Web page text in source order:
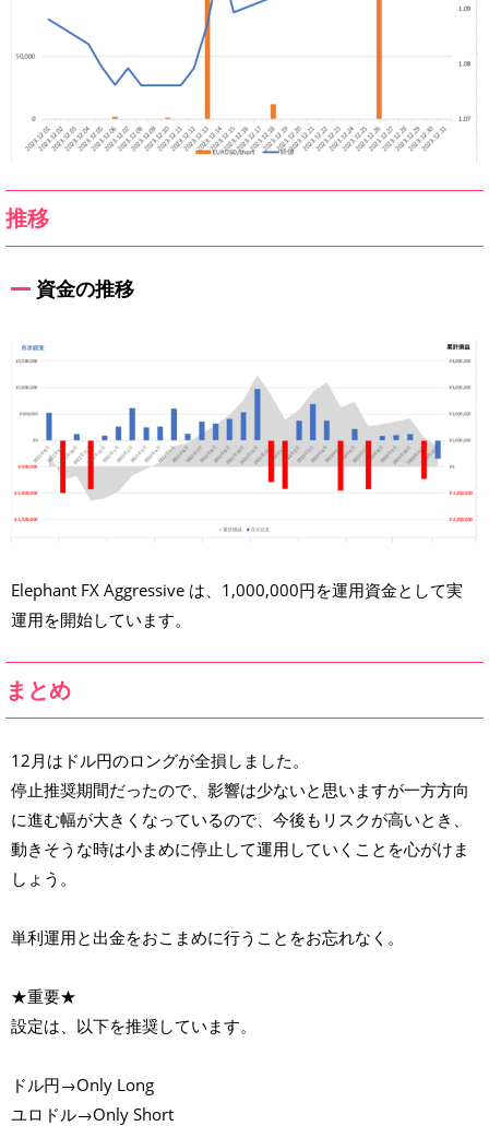
推移
資金の推移
Elephant FX Aggressive は、1,000,000円を運用資金として実
運用を開始しています。
まとめ
12月はドル円のロングが全損しました。
停止推奨期間だったので、影響は少ないと思いますが一方方向
に進む幅が大きくなっているので、今後もリスクが高いとき、
動きそうな時は小まめに停止して運用していくことを心がけま
しょう。
単利運用と出金をおこまめに行うことをお忘れなく。
★重要★
設定は、以下を推奨しています。
ドル円→Only Long
ユロドル→Only Short